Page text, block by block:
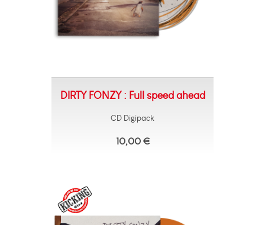
DIRTY FONZY : Full speed ahead
CD Digipack
10,00 €